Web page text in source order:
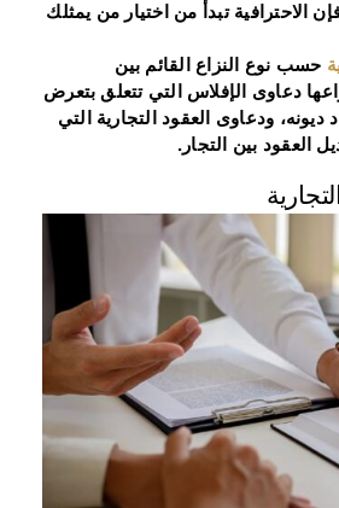
الاحترافية تبدأ من اختيار من يمثلك
حسب نوع النزاع القائم بين
دعاوى الإفلاس التي تتعلق بتعرض
ديونه، ودعاوى العقود التجارية التي
العقود بين التجار.